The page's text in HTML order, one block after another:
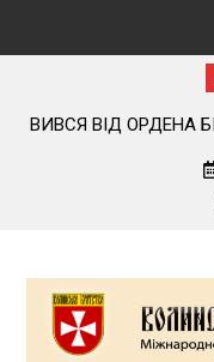
ВІЙСЬКОВІ
content